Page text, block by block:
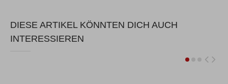
DIESE ARTIKEL KÖNNTEN DICH AUCH
INTERESSIEREN